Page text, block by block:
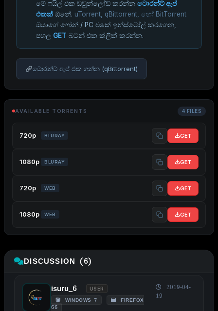
මේ ෆයිල් එක ඩවුන්ලෝඩ් කරන්නටොරන්ට් ඇප්
එකක් ඕනේ. uTorrent, qBittorrent, හෝ BitTorrent
ඔයාගේ ෆෝන් / PC එකේ ඉන්ස්ටෝල් කරගෙන,
පහල GET බටන් එක ක්ලික් කරන්න.
ටොරන්ට් ඇප් එක ගන්න (qBittorrent)
AVAILABLE TORRENTS 4 FILES
720p BLURAY GET
1080p BLURAY GET
720p WEB GET
1080p WEB GET
DISCUSSION (6)
isuru_6 USER
WINDOWS 7
FIREFOX
66
2019-04-
19